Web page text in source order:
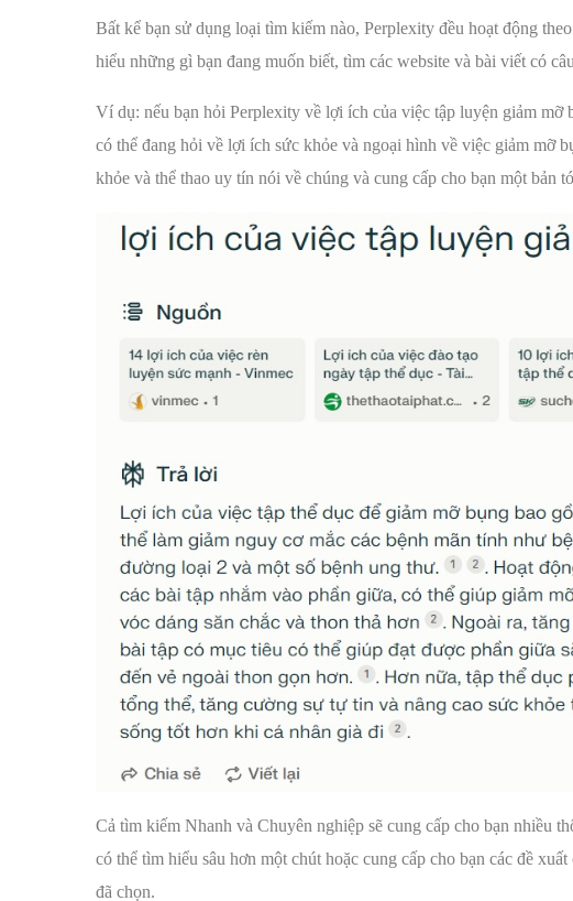
Bất kể bạn sử dụng loại tìm kiếm nào, Perplexity đều hoạt động
hiểu những gì bạn đang muốn biết, tìm các website và bài viết có
Ví dụ: nếu bạn hỏi Perplexity về lợi ích của việc tập luyện giảm mỡ
có thể đang hỏi về lợi ích sức khỏe và ngoại hình về việc giảm mỡ
khỏe và thể thao uy tín nói về chúng và cung cấp cho bạn một bản
Cả tìm kiếm Nhanh và Chuyên nghiệp sẽ cung cấp cho bạn nhiều
có thể tìm hiểu sâu hơn một chút hoặc cung cấp cho bạn các đề
đã chọn.